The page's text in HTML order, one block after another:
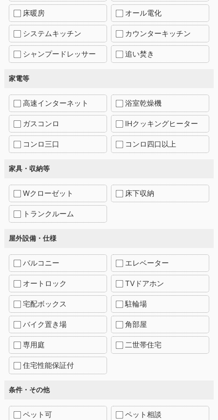
床暖房 オール電化
システムキッチン カウンターキッチン
シャンプードレッサー 追い焚き
家電等
高速インターネット 浴室乾燥機
ガスコンロ IHクッキングヒーター
コンロ三口 コンロ四口以上
家具・収納等
Wクローゼット 床下収納
トランクルーム
屋外設備・仕様
バルコニー エレベーター
オートロック TVドアホン
宅配ボックス 駐輪場
バイク置き場 角部屋
専用庭 二世帯住宅
住宅性能保証付
条件・その他
ペット可 ペット相談